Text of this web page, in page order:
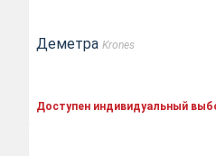
Деметра Krones
Доступен индивидуальный